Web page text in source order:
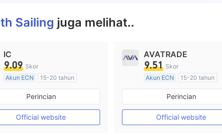
dan mengajukan keluhan karena
Wealth Sailing Forex tidak mengiz
beberapa minggu. Bantulah diri A
nda sendiri. Jauhi perusahaan ini.
Sailing juga melihat..
IC
9.09 Skor
Akun ECN
15-20 tahun
Diatur di Australia
Market Maker (MM)
Lisensi Penuh MT4
Perincian
Official website
AVATRADE
9.51 Skor
Akun ECN
15-20 tahun
Diatur di Australia
Market Maker (MM)
Lisensi Penuh MT4
Perincian
Official website